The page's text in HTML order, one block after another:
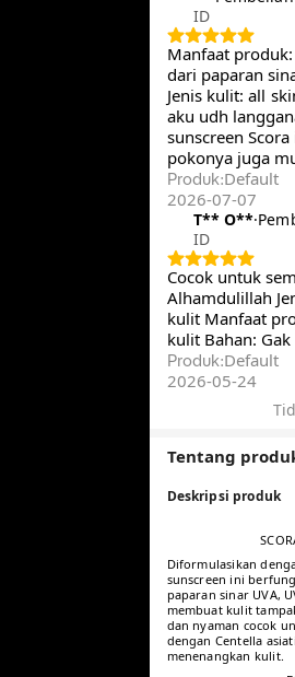
ID
Manfaat
dari paparan
Jenis kulit: all
aku udh
sunscreen
pokonya juga
Produk:Default
2026-07-07
T** O**️·
ID
Cocok untuk
Alhamdulillah
kulit Manfaat
kulit Bahan:
Produk:Default
2026-05-24
Tentang
Deskripsi produk
Diformulasikan
sunscreen ini
paparan sinar UVA,
membuat kulit
nyaman cocok untuk
dengan Centella
menenangkan kulit.